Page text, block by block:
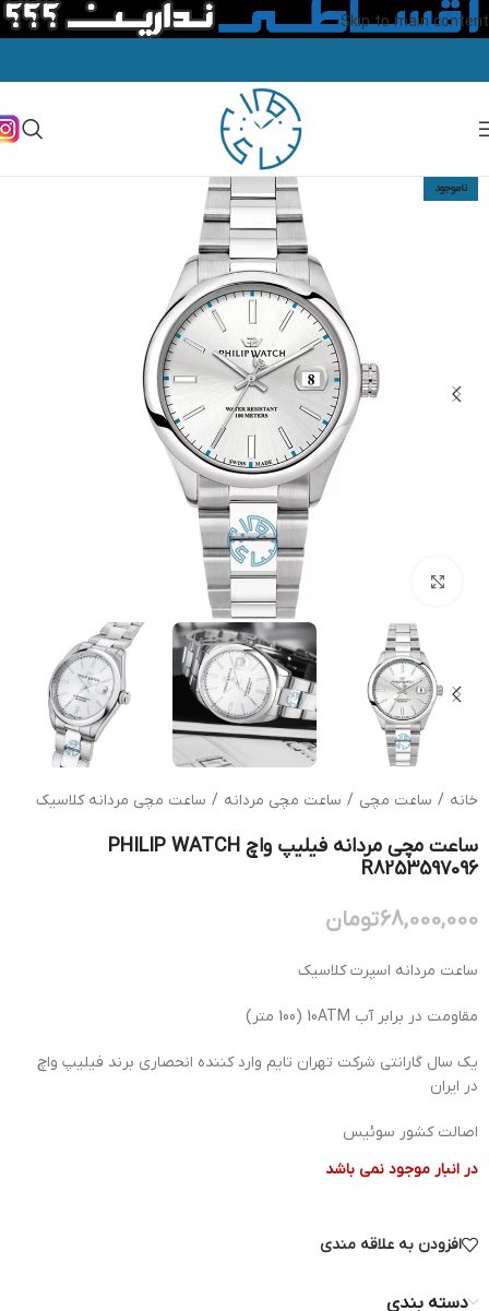
Skip to main content
ناموجود
خانه / ساعت مچی / ساعت مچی مردانه / ساعت مچی مردانه کلاسیک
ساعت مچی مردانه فیلیپ واچ PHILIP WATCH
R8253597096
68,000,000تومان
ساعت مردانه اسپرت کلاسیک
مقاومت در برابر آب 10ATM (100 متر)
یک سال گارانتی شرکت تهران تایم وارد کننده انحصاری برند فیلیپ واچ
در ایران
اصالت کشور سوئیس
در انبار موجود نمی باشد
افزودن به علاقه مندی
دسته بندی